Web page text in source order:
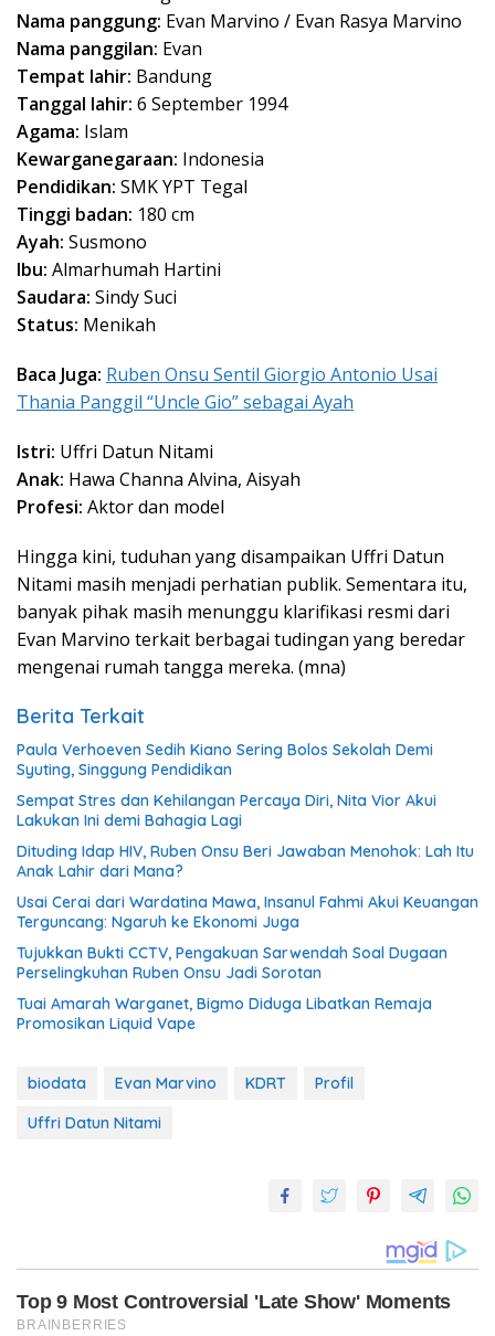
Nama panggung: Evan Marvino / Evan Rasya Marvino
Nama panggilan: Evan
Tempat lahir: Bandung
Tanggal lahir: 6 September 1994
Agama: Islam
Kewarganegaraan: Indonesia
Pendidikan: SMK YPT Tegal
Tinggi badan: 180 cm
Ayah: Susmono
Ibu: Almarhumah Hartini
Saudara: Sindy Suci
Status: Menikah
Baca Juga: Ruben Onsu Sentil Giorgio Antonio Usai
Thania Panggil “Uncle Gio” sebagai Ayah
Istri: Uffri Datun Nitami
Anak: Hawa Channa Alvina, Aisyah
Profesi: Aktor dan model
Hingga kini, tuduhan yang disampaikan Uffri Datun
Nitami masih menjadi perhatian publik. Sementara itu,
banyak pihak masih menunggu klarifikasi resmi dari
Evan Marvino terkait berbagai tudingan yang beredar
mengenai rumah tangga mereka. (mna)
Berita Terkait
Paula Verhoeven Sedih Kiano Sering Bolos Sekolah Demi
Syuting, Singgung Pendidikan
Sempat Stres dan Kehilangan Percaya Diri, Nita Vior Akui
Lakukan Ini demi Bahagia Lagi
Dituding Idap HIV, Ruben Onsu Beri Jawaban Menohok: Lah Itu
Anak Lahir dari Mana?
Usai Cerai dari Wardatina Mawa, Insanul Fahmi Akui Keuangan
Terguncang: Ngaruh ke Ekonomi Juga
Tujukkan Bukti CCTV, Pengakuan Sarwendah Soal Dugaan
Perselingkuhan Ruben Onsu Jadi Sorotan
Tuai Amarah Warganet, Bigmo Diduga Libatkan Remaja
Promosikan Liquid Vape
biodata Evan Marvino KDRT
Profil
Uffri Datun Nitami